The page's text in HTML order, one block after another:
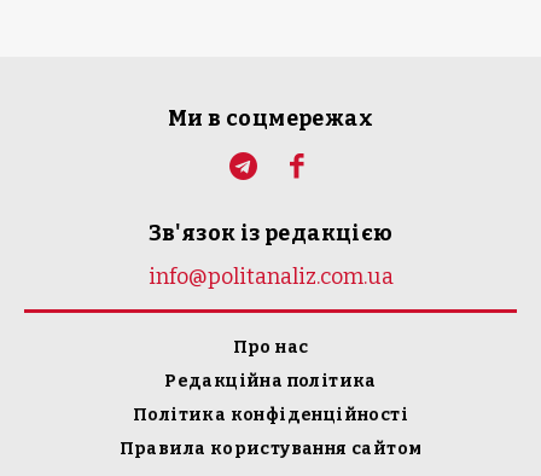
Ми в соцмережах
Зв'язок із редакцією
info@politanaliz.com.ua
Про нас
Редакційна політика
Політика конфіденційності
Правила користування сайтом